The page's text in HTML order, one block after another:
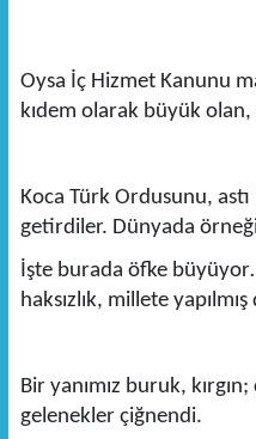
Oysa İç Hizmet Kanunu
kıdem olarak büyük olan,
Koca Türk Ordusunu,
getirdiler. Dünyada
İşte burada öfke
haksızlık, millete
Bir yanımız buruk,
gelenekler çiğnendi.